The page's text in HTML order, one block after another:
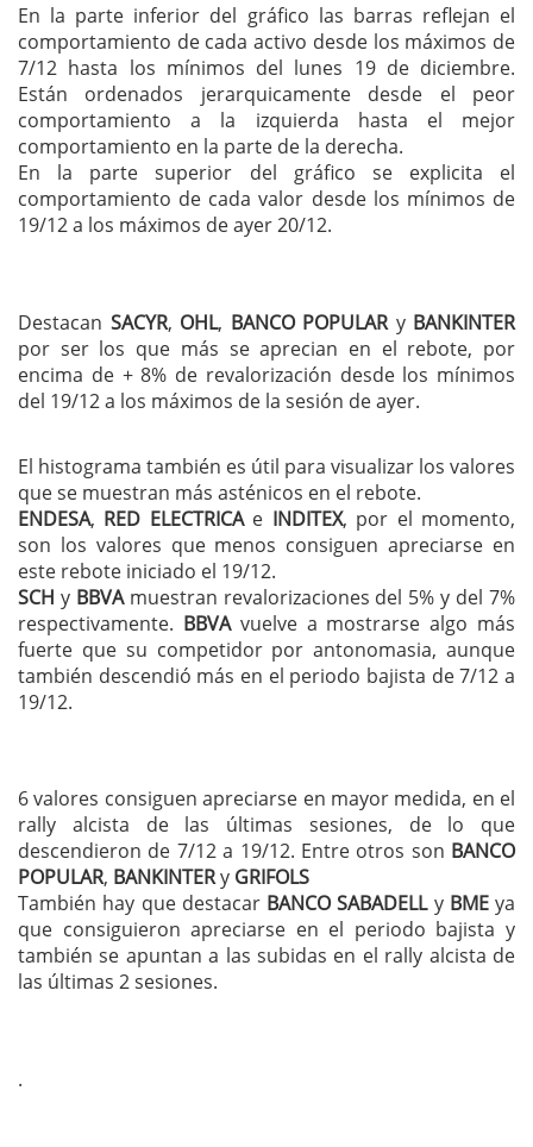
En la parte inferior del gráfico las barras reflejan el
comportamiento de cada activo desde los máximos de
7/12 hasta los mínimos del lunes 19 de diciembre.
Están ordenados jerarquicamente desde el peor
comportamiento a la izquierda hasta el mejor
comportamiento en la parte de la derecha.
En la parte superior del gráfico se explicita el
comportamiento de cada valor desde los mínimos de
19/12 a los máximos de ayer 20/12.
Destacan SACYR, OHL, BANCO POPULARy BANKINTER
por ser los que más se aprecian en el rebote, por
encima de + 8% de revalorización desde los mínimos
del 19/12 a los máximos de la sesión de ayer.
El histograma también es útil para visualizar los valores
que se muestran más asténicos en el rebote.
ENDESA, RED ELECTRICAe INDITEX, por el momento,
son los valores que menos consiguen apreciarse en
este rebote iniciado el 19/12.
SCH y BBVAmuestran revalorizaciones del 5% y del 7%
respectivamente. BBVAvuelve a mostrarse algo más
fuerte que su competidor por antonomasia, aunque
también descendió más en el periodo bajista de 7/12 a
19/12.
6 valores consiguen apreciarse en mayor medida, en el
rally alcista de las últimas sesiones, de lo que
descendieron de 7/12 a 19/12. Entre otros son BANCO
POPULAR, BANKINTERy GRIFOLS
También hay que destacar BANCO SABADELLy BMEya
que consiguieron apreciarse en el periodo bajista y
también se apuntan a las subidas en el rally alcista de
las últimas 2 sesiones.
.